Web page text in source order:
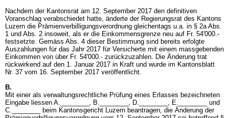
Nachdem der Kantonsrat am 12. September 2017 den definitiven
Voranschlag verabschiedet hatte, änderte der Regierungsrat des Kantons
Luzern die Prämienverbilligungsverordnung gleichentags u.a. in § 2a Abs.
1 und Abs. 2 insoweit, als er die Einkommensgrenze neu auf Fr. 54'000.-
festsetzte. Gemäss Abs. 4 dieser Bestimmung sind bereits erfolgte
Auszahlungen für das Jahr 2017 für Versicherte mit einem massgebenden
Einkommen von über Fr. 54'000.- zurückzuzahlen. Die Änderung trat
rückwirkend auf den 1. Januar 2017 in Kraft und wurde im Kantonsblatt
Nr. 37 vom 16. September 2017 veröffentlicht.
B.
Mit einer als verwaltungsrechtliche Prüfung eines Erlasses bezeichneten
Eingabe liessen A.________, B.________, D.________, E.________ und
C.________ beim Kantonsgericht Luzern beantragen, die Änderung der